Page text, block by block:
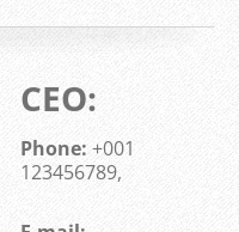
CEO:
Phone: +001
123456789,